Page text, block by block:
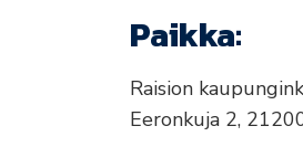
Paikka:
Raision
Eeronkuja 2,